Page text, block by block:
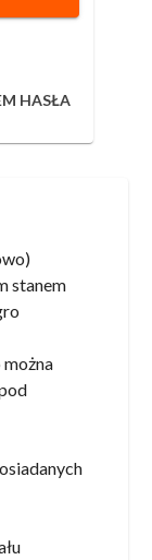
HASŁA
stanem